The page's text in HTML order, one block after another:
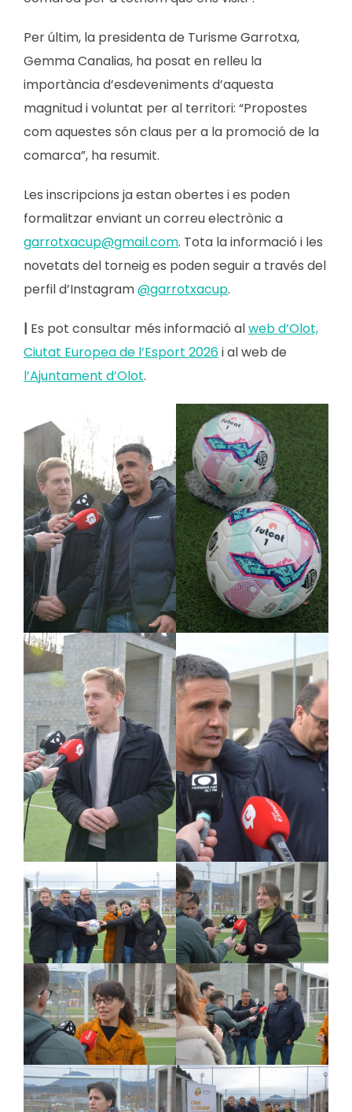
Per últim, la presidenta de Turisme Garrotxa,
Gemma Canalias, ha posat en relleu la
importància d’esdeveniments d’aquesta
magnitud i voluntat per al territori: “Propostes
com aquestes són claus per a la promoció de la
comarca”, ha resumit.
Les inscripcions ja estan obertes i es poden
formalitzar enviant un correu electrònic a
garrotxacup@gmail.com. Tota la informació i les
novetats del torneig es poden seguir a través del
perfil d’Instagram@garrotxacup.
| Es pot consultar més informació alweb d’Olot,
Ciutat Europea de l’Esport 2026i al web de
l’Ajuntament d’Olot.